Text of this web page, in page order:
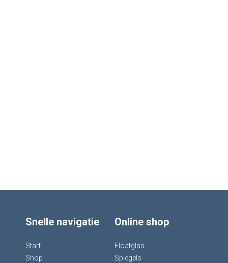
Snelle navigatie
Start
Shop
Online shop
Floatglas
Spiegels